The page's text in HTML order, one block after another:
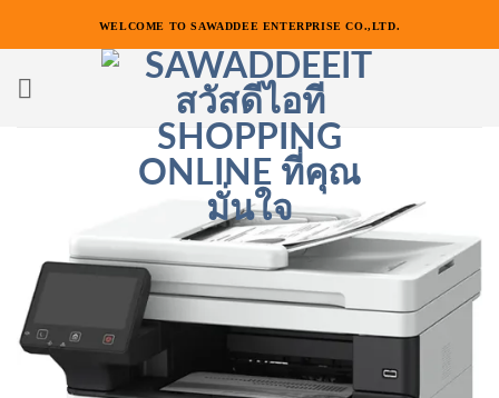
เนื้อหา
WELCOME TO SAWADDEE ENTERPRISE CO.,LTD.